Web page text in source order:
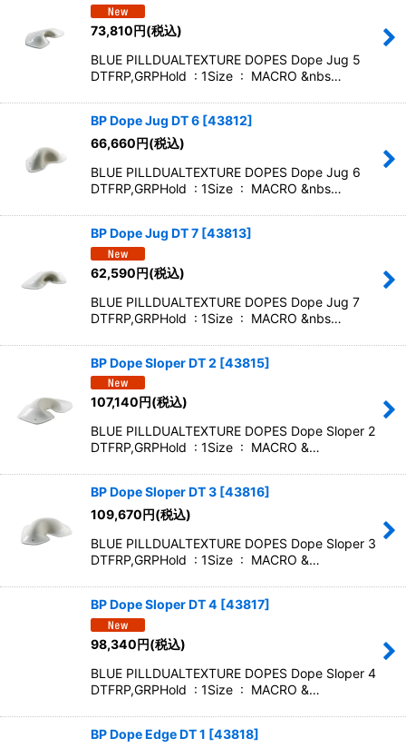
73,810円(税込)
BLUE PILLDUALTEXTURE DOPES Dope Jug 5
DTFRP,GRPHold : 1Size : MACRO &nbs…
BP Dope Jug DT 6 [43812]
66,660円(税込)
BLUE PILLDUALTEXTURE DOPES Dope Jug 6
DTFRP,GRPHold : 1Size : MACRO &nbs…
BP Dope Jug DT 7 [43813]
62,590円(税込)
BLUE PILLDUALTEXTURE DOPES Dope Jug 7
DTFRP,GRPHold : 1Size : MACRO &nbs…
BP Dope Sloper DT 2 [43815]
107,140 円(税込)
BLUE PILLDUALTEXTURE DOPES Dope Sloper 2
DTFRP,GRPHold : 1Size : MACRO &…
BP Dope Sloper DT 3 [43816]
109,670 円(税込)
BLUE PILLDUALTEXTURE DOPES Dope Sloper 3
DTFRP,GRPHold : 1Size : MACRO &…
BP Dope Sloper DT 4 [43817]
98,340円(税込)
BLUE PILLDUALTEXTURE DOPES Dope Sloper 4
DTFRP,GRPHold : 1Size : MACRO &…
BP Dope Edge DT 1 [43818]